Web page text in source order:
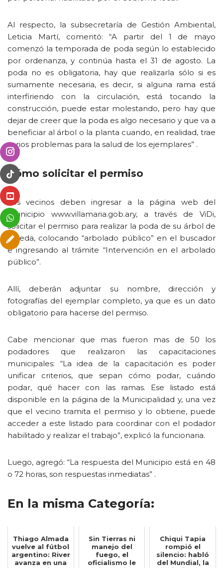
Al respecto, la subsecretaría de Gestión Ambiental,
Leticia Martí, comentó: “A partir del 1 de mayo
comenzó la temporada de poda según lo establecido
por ordenanza, y continúa hasta el 31 de agosto. La
poda no es obligatoria, hay que realizarla sólo si es
sumamente necesaria, es decir, si alguna rama está
interfiriendo con la circulación, está tocando la
construcción, puede estar molestando, pero hay que
dejar de creer que la poda es algo necesario y que va a
beneficiar al árbol o la planta cuando, en realidad, trae
varios problemas para la salud de los ejemplares” .
Cómo solicitar el permiso
Los vecinos deben ingresar a la página web del
municipio www.villamaria.gob.ary, a través de ViDi,
solicitar el permiso para realizar la poda de su árbol de
vereda, colocando “arbolado público” en el buscador
e ingresando al trámite “Intervención en el arbolado
público”.
Allí, deberán adjuntar su nombre, dirección y
fotografías del ejemplar completo, ya que es un dato
obligatorio para hacerse del permiso.
Cabe mencionar que mas fueron mas de 50 los
podadores que realizaron las capacitaciones
municipales: “La idea de la capacitación es poder
unificar criterios, que sepan cómo podar, cuándo
podar, qué hacer con las ramas. Ese listado está
disponible en la página de la Municipalidad y, una vez
que el vecino tramita el permiso y lo obtiene, puede
acceder a este listado para coordinar con el podador
habilitado y realizar el trabajo”, explicó la funcionaria.
Luego, agregó: “La respuesta del Municipio está en 48
o 72 horas, son respuestas inmediatas” .
En la misma Categoría:
Thiago Almada
vuelve al fútbol
argentino: River
avanza en una
Sin Tierras ni
manejo del
fuego, el
oficialismo le
Chiqui Tapia
rompió el
silencio: habló
del Mundial, la